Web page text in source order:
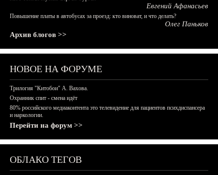
Евгений Афанасьев
Повышение платы в автобусах за проезд: кто виноват, и что делать?
Олег Паньков
Архив блогов >>
НОВОЕ НА ФОРУМЕ
Трилогия "Китобои" А. Вахова.
Охранник спит - смена идёт
80% российского медиаконтента это телевидение для пациентов психдиспансера
и наркологии.
Перейти на форум >>
ОБЛАКО ТЕГОВ